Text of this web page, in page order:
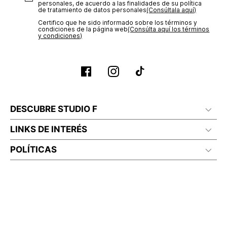
personales, de acuerdo a las finalidades de su política
de tratamiento de datos personales‎(Consúltala aquí)
Certifico que he sido informado sobre los términos y
condiciones de la página web‎(Consúlta aquí los términos
y condiciones)
DESCUBRE STUDIO F
LINKS DE INTERÉS
POLÍTICAS